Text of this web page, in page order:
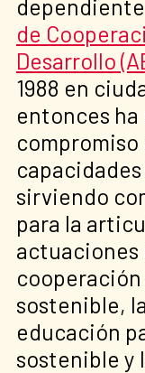
de
Desarrollo
1988 en
entonces
compromiso
sirviendo
para la
actuaciones
sostenible,
educación
sostenible y